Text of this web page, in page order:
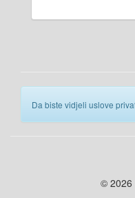
Da biste vidjeli uslove
© 2026